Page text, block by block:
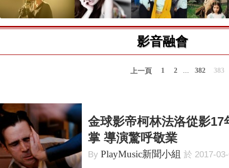
影音融會
上一頁 1 2 ... 382 383
金球影帝柯林法洛從影17
掌 導演驚呼敬業
By PlayMusic新聞小組 於 2017-